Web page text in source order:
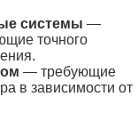
системы —
точного
— требующие
в зависимости от